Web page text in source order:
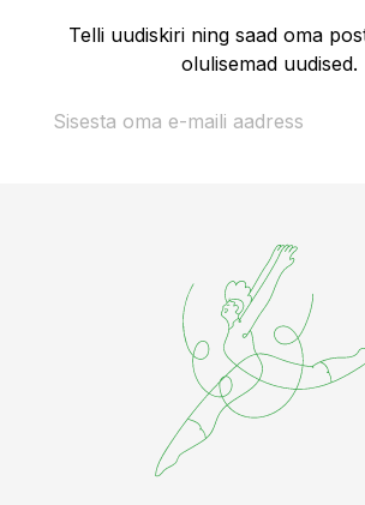
Telli uudiskiri ning saad oma
olulisemad uudised.